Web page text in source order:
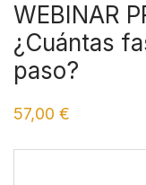
WEBINAR
¿Cuántas
paso?
57,00 €